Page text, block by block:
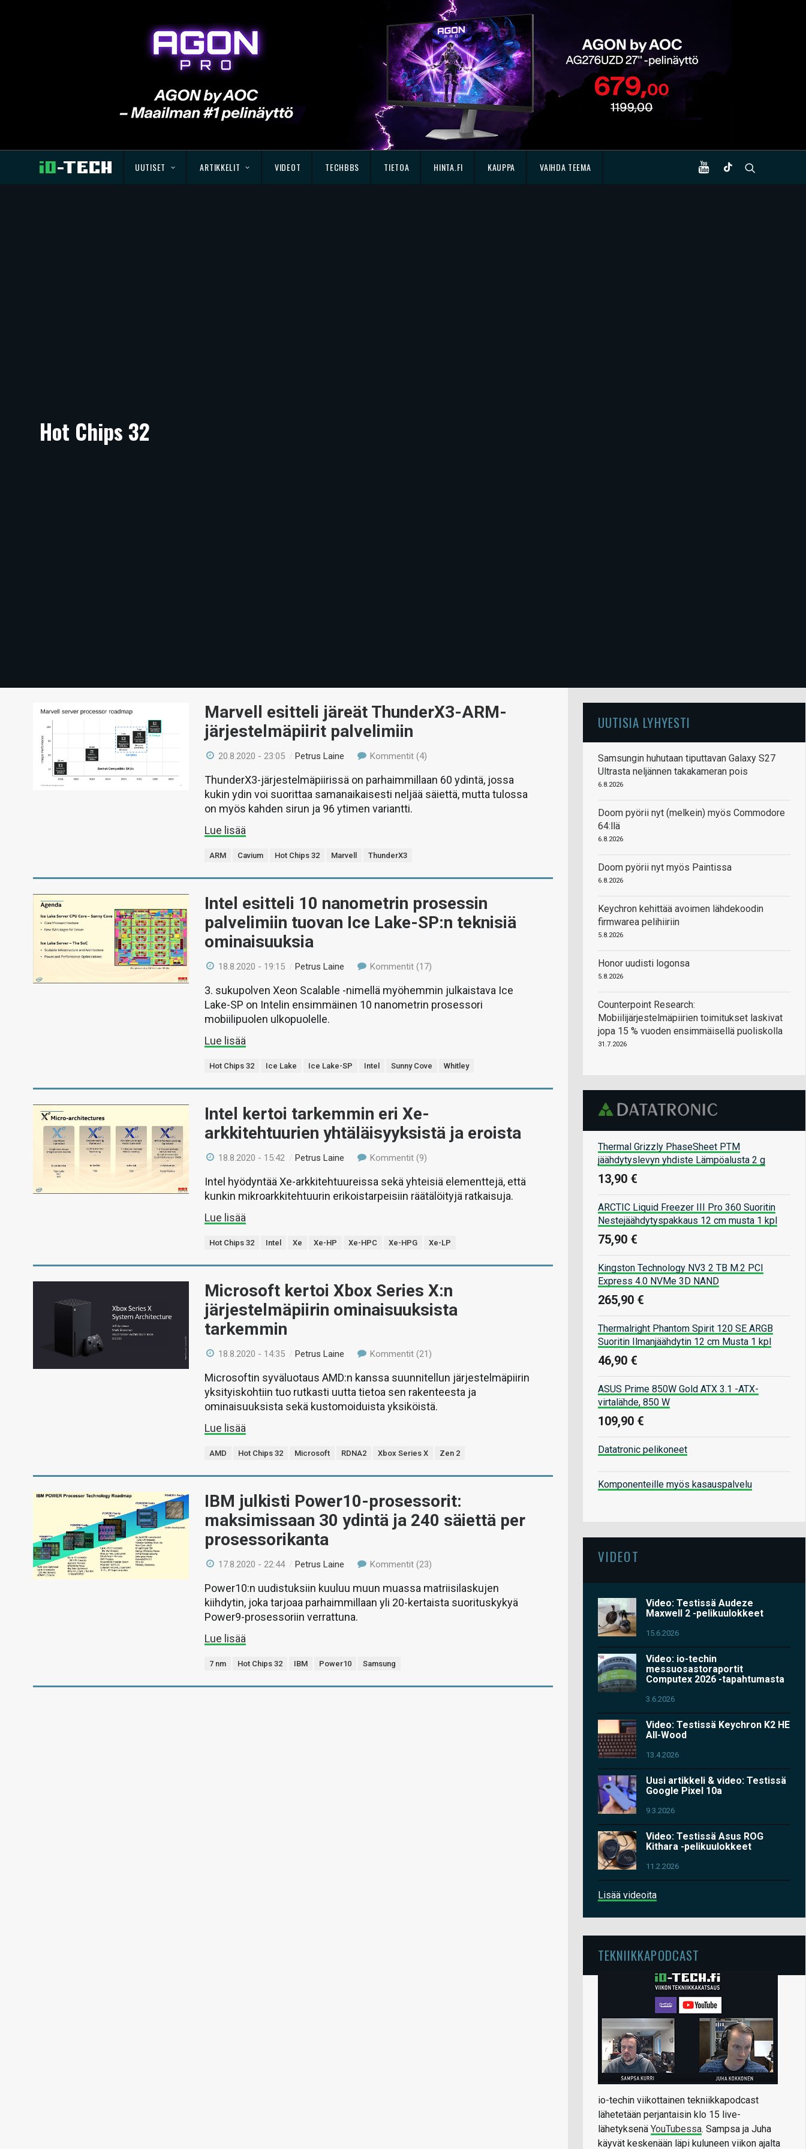
UUTISET ARTIKKELIT VIDEOT TECHBBS TIETOA HINTA.FI KAUPPA VAIHDA TEEMA
Hot Chips 32
Marvell esitteli järeät ThunderX3-ARM-
järjestelmäpiirit palvelimiin
20.8.2020 - 23:05 /Petrus Laine Kommentit (4)
ThunderX3-järjestelmäpiirissä on parhaimmillaan 60 ydintä, jossa
kukin ydin voi suorittaa samanaikaisesti neljää säiettä, mutta tulossa
on myös kahden sirun ja 96 ytimen variantti.
Lue lisää
ARM Cavium Hot Chips 32 Marvell ThunderX3
Intel esitteli 10 nanometrin prosessin
palvelimiin tuovan Ice Lake-SP:n teknisiä
ominaisuuksia
18.8.2020 - 19:15 /Petrus Laine Kommentit (17)
3. sukupolven Xeon Scalable -nimellä myöhemmin julkaistava Ice
Lake-SP on Intelin ensimmäinen 10 nanometrin prosessori
mobiilipuolen ulkopuolelle.
Lue lisää
Hot Chips 32 Ice Lake Ice Lake-SP Intel Sunny Cove Whitley
Intel kertoi tarkemmin eri Xe-
arkkitehtuurien yhtäläisyyksistä ja eroista
18.8.2020 - 15:42 /Petrus Laine Kommentit (9)
Intel hyödyntää Xe-arkkitehtuureissa sekä yhteisiä elementtejä, että
kunkin mikroarkkitehtuurin erikoistarpeisiin räätälöityjä ratkaisuja.
Lue lisää
Hot Chips 32 Intel Xe Xe-HP Xe-HPC Xe-HPG Xe-LP
Microsoft kertoi Xbox Series X:n
järjestelmäpiirin ominaisuuksista
tarkemmin
18.8.2020 - 14:35 /Petrus Laine Kommentit (21)
Microsoftin syväluotaus AMD:n kanssa suunnitellun järjestelmäpiirin
yksityiskohtiin tuo rutkasti uutta tietoa sen rakenteesta ja
ominaisuuksista sekä kustomoiduista yksiköistä.
Lue lisää
AMD Hot Chips 32 Microsoft RDNA2 Xbox Series X Zen 2
IBM julkisti Power10-prosessorit:
maksimissaan 30 ydintä ja 240 säiettä per
prosessorikanta
17.8.2020 - 22:44 /Petrus Laine Kommentit (23)
Power10:n uudistuksiin kuuluu muun muassa matriisilaskujen
kiihdytin, joka tarjoaa parhaimmillaan yli 20-kertaista suorituskykyä
Power9-prosessoriin verrattuna.
Lue lisää
7 nm Hot Chips 32 IBM Power10 Samsung
UUTISIA LYHYESTI
Samsungin huhutaan tiputtavan Galaxy S27
Ultrasta neljännen takakameran pois
6.8.2026
Doom pyörii nyt (melkein) myös Commodore
64:llä
6.8.2026
Doom pyörii nyt myös Paintissa
6.8.2026
Keychron kehittää avoimen lähdekoodin
firmwarea pelihiiriin
5.8.2026
Honor uudisti logonsa
5.8.2026
Counterpoint Research:
Mobiilijärjestelmäpiirien toimitukset laskivat
jopa 15 % vuoden ensimmäisellä puoliskolla
31.7.2026
Thermal Grizzly PhaseSheet PTM
jäähdytyslevyn yhdiste Lämpöalusta 2 g
13,90 €
ARCTIC Liquid Freezer III Pro 360 Suoritin
Nestejäähdytyspakkaus 12 cm musta 1 kpl
75,90 €
Kingston Technology NV3 2 TB M.2 PCI
Express 4.0 NVMe 3D NAND
265,90 €
Thermalright Phantom Spirit 120 SE ARGB
Suoritin Ilmanjäähdytin 12 cm Musta 1 kpl
46,90 €
ASUS Prime 850W Gold ATX 3.1 -ATX-
virtalähde, 850 W
109,90 €
Datatronic pelikoneet
Komponenteille myös kasauspalvelu
VIDEOT
Video: Testissä Audeze
Maxwell 2 -pelikuulokkeet
15.6.2026
Video: io-techin
messuosastoraportit
Computex 2026 -tapahtumasta
3.6.2026
Video: Testissä Keychron K2 HE
All-Wood
13.4.2026
Uusi artikkeli & video: Testissä
Google Pixel 10a
9.3.2026
Video: Testissä Asus ROG
Kithara -pelikuulokkeet
11.2.2026
Lisää videoita
TEKNIIKKAPODCAST
io-techin viikottainen tekniikkapodcast
lähetetään perjantaisin klo 15 live-
lähetyksenä YouTubessa. Sampsa ja Juha
käyvät keskenään läpi kuluneen viikon ajalta